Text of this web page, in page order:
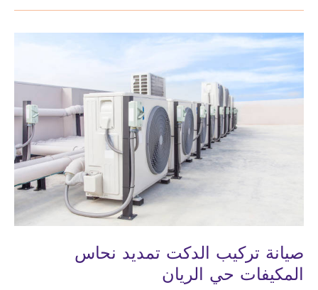
نحاس
المكيفات
حي
الشفا
صيانة تركيب الدكت تمديد نحاس
المكيفات حي الريان